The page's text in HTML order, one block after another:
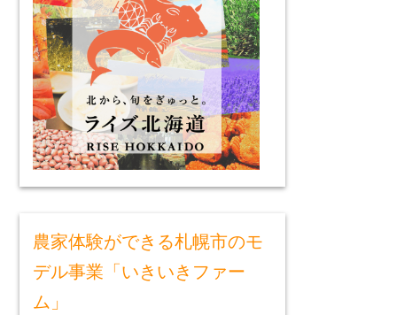
農家体験ができる札幌市のモ
デル事業「いきいきファー
ム」